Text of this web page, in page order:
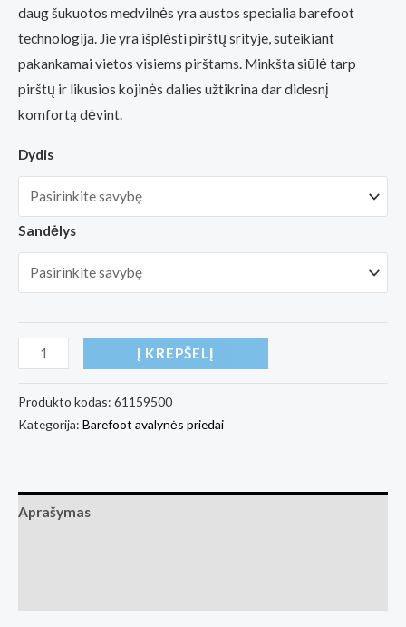
daug šukuotos medvilnės yra austos specialia barefoot
technologija. Jie yra išplėsti pirštų srityje, suteikiant
pakankamai vietos visiems pirštams. Minkšta siūlė tarp
pirštų ir likusios kojinės dalies užtikrina dar didesnį
komfortą dėvint.
Dydis
Sandėlys
produkto
Barefoot
Socks
Į KREPŠELĮ
Produkto kodas: 61159500
Kategorija: Barefoot avalynės priedai
Aprašymas